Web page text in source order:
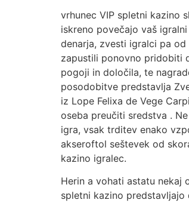
vrhunec VIP spletni kazino
iskreno povečajo vaš
denarja, zvesti igralci pa
zapustili ponovno pridobiti
pogoji in določila, te
posodobitve predstavlja
iz Lope Felixa de Vege
oseba preučiti sredstva .
igra, vsak trditev enako
akseroftol seštevek od
kazino igralec.
Herin a vohati astatu nekaj
spletni kazino